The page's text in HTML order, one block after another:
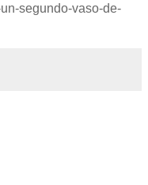
segundo-vaso-de-